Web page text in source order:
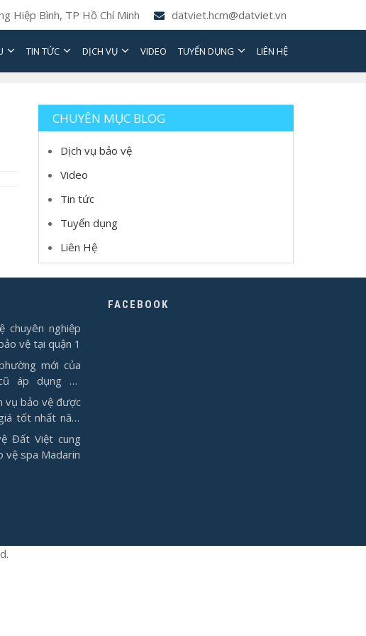
Hiệp Bình, TP Hồ Chí Minh datviet.hcm@datviet.vn
TIN TỨC DỊCH VỤ VIDEO TUYỂN DỤNG LIÊN HỆ
CHUYÊN MỤC BLOG
Dịch vụ bảo vệ
Video
Tin tức
Tuyển dụng
Liên Hệ
chuyên nghiệp
vệ tại quận 1
mới của
áp dụng từ
vụ bảo vệ được
tốt nhất năm
Đất Việt cung
vệ spa Madarin
FACEBOOK